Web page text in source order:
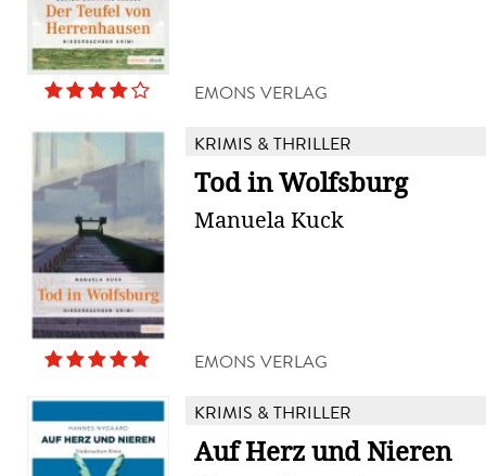
EMONS VERLAG
KRIMIS & THRILLER
Tod in Wolfsburg
Manuela Kuck
EMONS VERLAG
KRIMIS & THRILLER
Auf Herz und Nieren